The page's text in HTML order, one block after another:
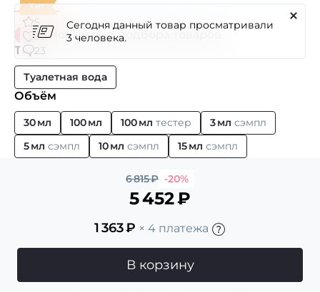
Хит
5
30
23
Сегодня данный товар просматривали
3 человека.
Новый вид подбора товаров
Тип
Туалетная вода
Объём
30 мл 100 мл 100 мл тестер 3 мл сэмпл
5 мл сэмпл 10 мл сэмпл 15 мл сэмпл
6 815₽ -20%
5 452₽
1 363₽ × 4 платежа
В корзину